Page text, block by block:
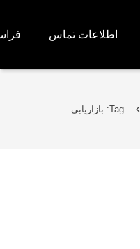
اطلاعات تماس
Tag: بازاریابی